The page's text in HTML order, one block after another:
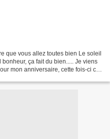
que vous allez toutes bien Le soleil
ça fait du bien..... Je viens
mon anniversaire, cette fois-ci ce